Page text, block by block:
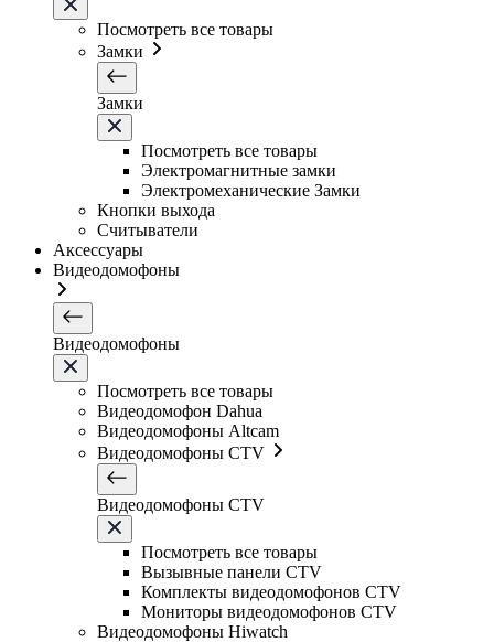
Посмотреть все товары
Замки
Замки
Посмотреть все товары
Электромагнитные замки
Электромеханические Замки
Кнопки выхода
Считыватели
Аксессуары
Видеодомофоны
Видеодомофоны
Посмотреть все товары
Видеодомофон Dahua
Видеодомофоны Altcam
Видеодомофоны CTV
Видеодомофоны CTV
Посмотреть все товары
Вызывные панели CTV
Комплекты видеодомофонов CTV
Мониторы видеодомофонов CTV
Видеодомофоны Hiwatch